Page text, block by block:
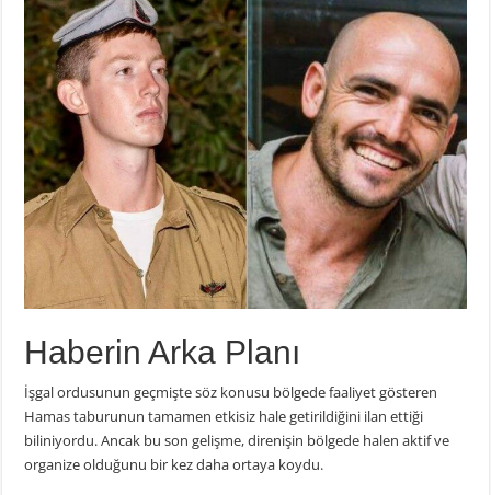
Haberin Arka Planı
İşgal ordusunun geçmişte söz konusu bölgede faaliyet gösteren
Hamas taburunun tamamen etkisiz hale getirildiğini ilan ettiği
biliniyordu. Ancak bu son gelişme, direnişin bölgede halen aktif ve
organize olduğunu bir kez daha ortaya koydu.